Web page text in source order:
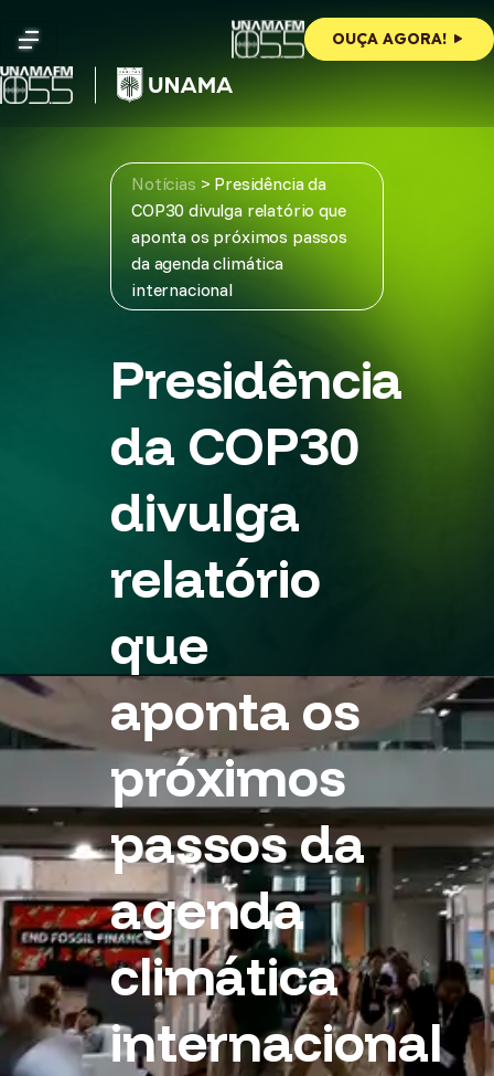
content
OUÇA AGORA!
Notícias > Presidência da
COP30 divulga relatório que
aponta os próximos passos
da agenda climática
internacional
Presidência
da COP30
divulga
relatório
que
aponta os
próximos
passos da
agenda
climática
internacional